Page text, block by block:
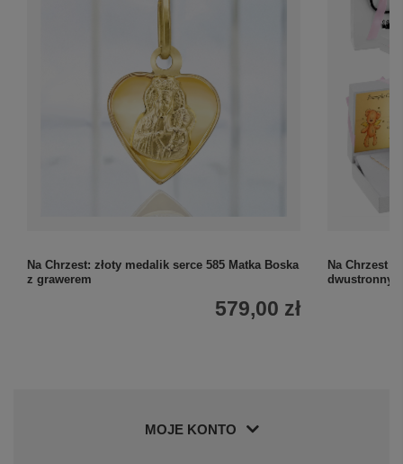
Na Chrzest: złoty medalik serce 585 Matka Boska
z grawerem
579,00 zł
Na Chrzest
dwustronny
MOJE KONTO